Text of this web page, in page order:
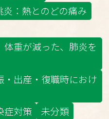
炎：熱とのどの痛み
重が減った、肺炎を
・出産・復職時におけ
症対策
未分類